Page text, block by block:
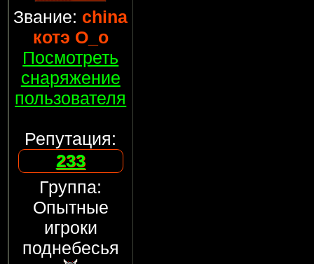
Звание: china
котэ О_о
Посмотреть
снаряжение
пользователя
Репутация:
233
Группа:
Опытные
игроки
поднебесья